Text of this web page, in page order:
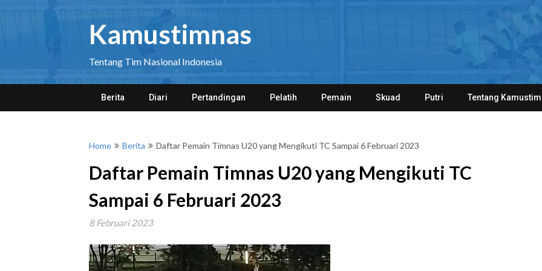
Kamustimnas
Tentang Tim Nasional Indonesia
Berita Diari Pertandingan Pelatih Pemain Skuad Putri Tentang
Home Berita Daftar Pemain Timnas U20 yang Mengikuti TC Sampai 6 Februari 2023
Daftar Pemain Timnas U20 yang Mengikuti TC
Sampai 6 Februari 2023
8 Februari 2023